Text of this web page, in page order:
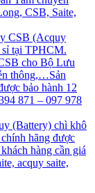
CSB, Saite,
CSB (Acquy
tại TPHCM.
cho Bộ Lưu
thông,…Sản
bảo hành 12
871 – 097 978
(Battery) chì khô
hãng được
hàng cần giá
acquy saite,